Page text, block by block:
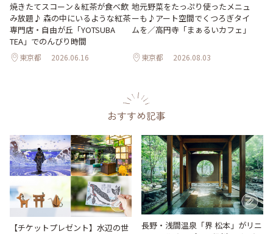
焼きたてスコーン＆紅茶が食べ飲
み放題♪ 森の中にいるような紅茶
専門店・自由が丘「YOTSUBA
TEA」でのんびり時間
東京都 2026.06.16
地元野菜をたっぷり使ったメニュ
ーも♪アート空間でくつろぎタイ
ムを／高円寺「まぁるいカフェ」
東京都 2026.08.03
おすすめ記事
【チケットプレゼント】水辺の世
長野・浅間温泉「界 松本」がリニ